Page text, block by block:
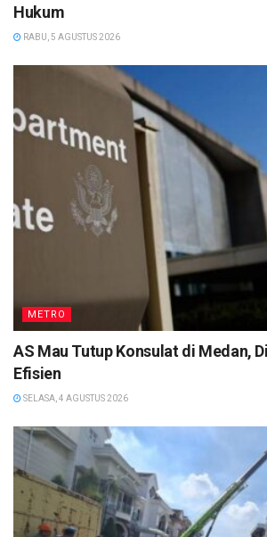
Hukum
RABU, 5 AGUSTUS 2026
METRO
AS Mau Tutup Konsulat di Medan,
Efisien
SELASA, 4 AGUSTUS 2026